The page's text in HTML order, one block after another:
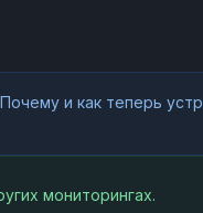
и как теперь
мониторингах.